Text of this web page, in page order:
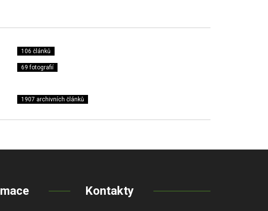
106 článků
69 fotografií
1907 archivních článků
Kontakty